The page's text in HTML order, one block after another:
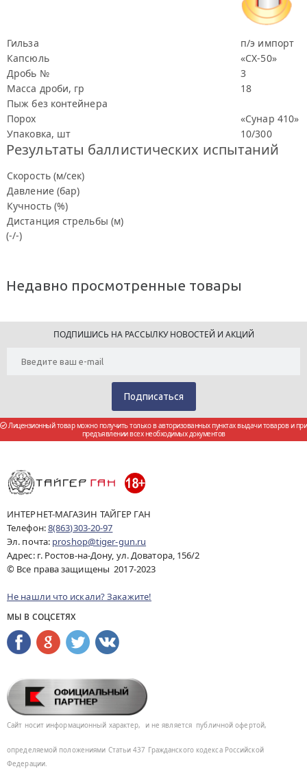
Гильза
п/э импорт
Капсюль
«СХ-50»
Дробь №
3
Масса дроби, гр
18
Пыж без контейнера
Порох
«Сунар 410»
Упаковка, шт
10/300
Результаты баллистических испытаний
Скорость (м/сек)
Давление (бар)
Кучность (%)
Дистанция стрельбы (м)
(-/-)
Недавно просмотренные товары
ПОДПИШИСЬ НА РАССЫЛКУ НОВОСТЕЙ И АКЦИЙ
Лицензионный товар можно получить только в авторизованных пунктах выдачи товаров и при
предъявлении всех необходимых документов
ИНТЕРНЕТ-МАГАЗИН ТАЙГЕР ГАН
Телефон:8(863)303-20-97
Эл. почта: proshop@tiger-gun.ru
Адрес: г. Ростов-на-Дону, ул. Доватора, 156/2
© Все права защищены 2017-2023
Не нашли что искали? Закажите!
МЫ В СОЦСЕТЯХ
Сайт носит информационный характер, и не является публичной офертой,
определяемой положениями Статьи 437 Гражданского кодекса Российской
Федерации.